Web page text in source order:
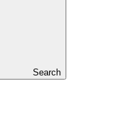
Search